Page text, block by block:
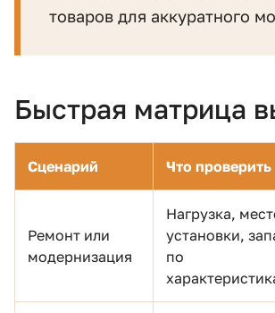
товаров для аккуратного
Быстрая матрица
Сценарий Что проверить
Ремонт или
модернизация
Нагрузка,
установки,
по